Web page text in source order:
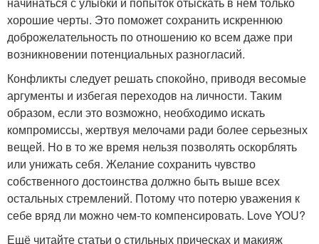
хорошие черты. Это поможет сохранить искреннюю
доброжелательность по отношению ко всем даже при
возникновении потенциальных разногласий.
Конфликты следует решать спокойно, приводя весомые
аргументы и избегая переходов на личности. Таким
образом, если это возможно, необходимо искать
компромиссы, жертвуя мелочами ради более серьезных
вещей. Но в то же время нельзя позволять оскорблять
или унижать себя. Желание сохранить чувство
собственного достоинства должно быть выше всех
остальных стремлений. Потому что потерю уважения к
себе вряд ли можно чем-то компенсировать. Love YOU?
Ещё читайте статьи о стильных прическах и макияж